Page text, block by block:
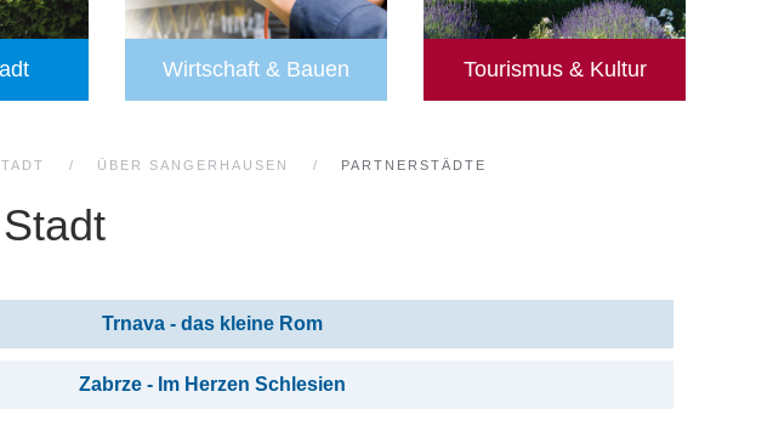
Wirtschaft & Bauen Tourismus & Kultur
ÜBER SANGERHAUSEN PARTNERSTÄDTE
Trnava - das kleine Rom
Zabrze - Im Herzen Schlesien